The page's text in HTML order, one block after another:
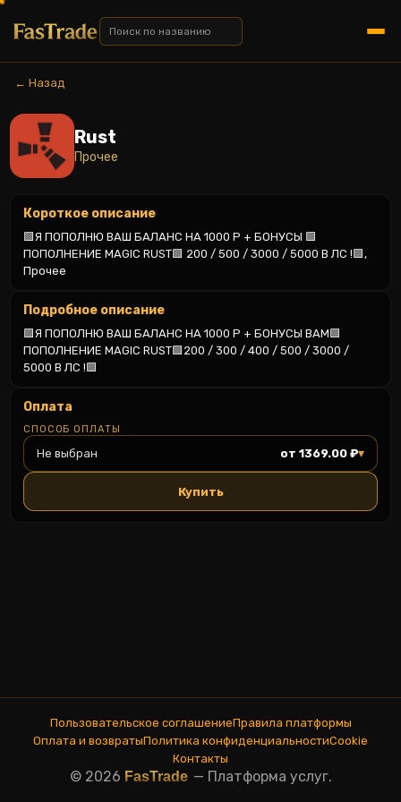
← Назад
Rust
Прочее
Короткое описание
🟩Я ПОПОЛНЮ ВАШ БАЛАНС НА 1000 Р + БОНУСЫ 🟩
ПОПОЛНЕНИЕ MAGIC RUST🟩 200 / 500 / 3000 / 5000 В ЛС !🟩,
Прочее
Подробное описание
🟩Я ПОПОЛНЮ ВАШ БАЛАНС НА 1000 Р + БОНУСЫ ВАМ🟩
ПОПОЛНЕНИЕ MAGIC RUST🟩200 / 300 / 400 / 500 / 3000 /
5000 В ЛС !🟩
Оплата
СПОСОБ ОПЛАТЫ
Не выбран от 1369.00 ₽▾
Купить
Пользовательское соглашениеПравила платформы
Оплата и возвратыПолитика конфиденциальностиCookie
Контакты
© 2026 FasTrade — Платформа услуг.